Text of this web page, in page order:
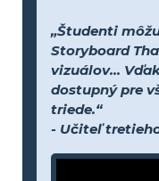
„Študenti
Storyboard
vizuálov...
dostupný pre
triede.“
- Učiteľ